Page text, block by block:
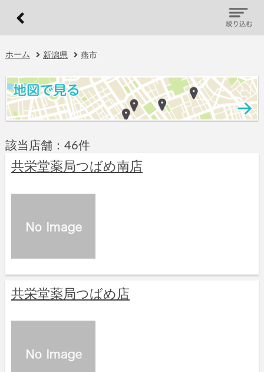
ホーム 新潟県 燕市
該当店舗：46件
共栄堂薬局つばめ南店
共栄堂薬局つばめ店